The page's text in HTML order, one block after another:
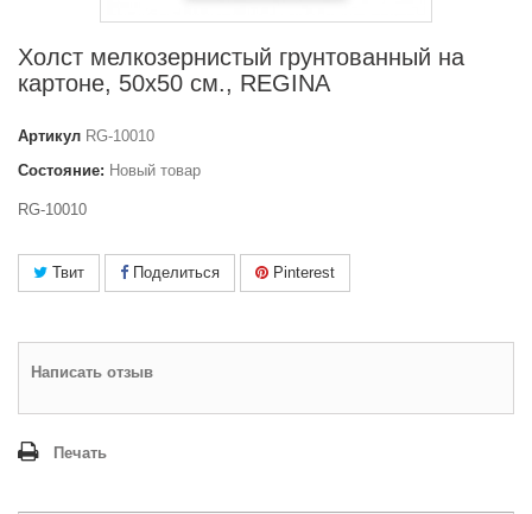
Холст мелкозернистый грунтованный на
картоне, 50x50 см., REGINA
Артикул RG-10010
Состояние: Новый товар
RG-10010
Твит Поделиться Pinterest
Написать отзыв
Печать